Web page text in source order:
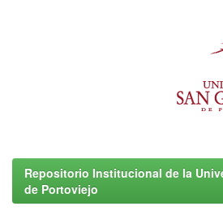
Repositorio Institucional de la
de Portoviejo